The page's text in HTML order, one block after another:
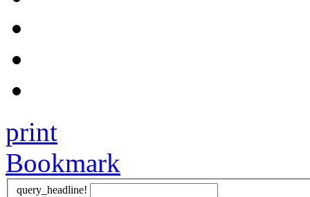
print
Bookmark
query_headline!